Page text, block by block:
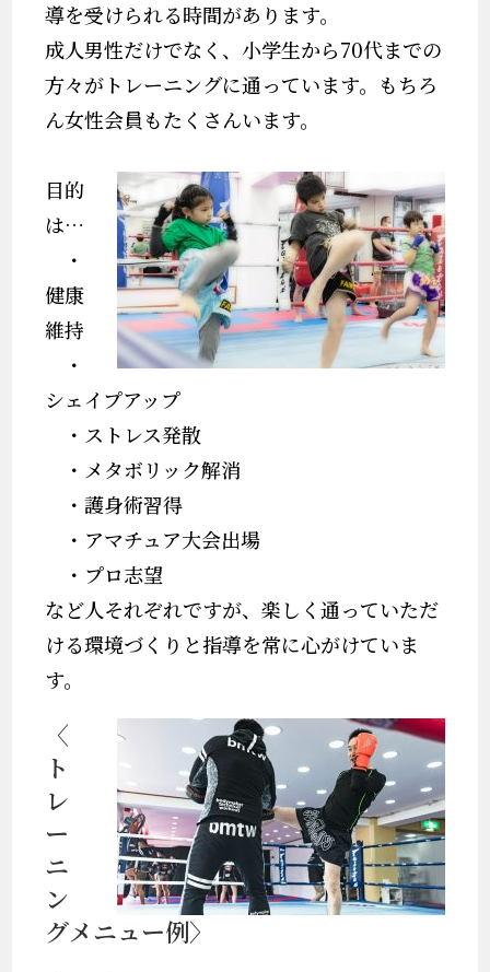
導を受けられる時間があります。
成人男性だけでなく、小学生から70代までの
方々がトレーニングに通っています。もちろ
ん女性会員もたくさんいます。
目的
は…
・
健康
維持
・
シェイプアップ
・ストレス発散
・メタボリック解消
・護身術習得
・アマチュア大会出場
・プロ志望
など人それぞれですが、楽しく通っていただ
ける環境づくりと指導を常に心がけていま
す。
〈
ト
レ
ー
ニ
ン
グメニュー例〉